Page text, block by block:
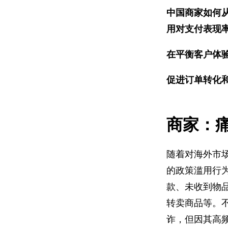
中国商家如何
用对支付表现
在平衡客户体
促进订单转化
商家：
随着对海外市
的政策滥用行
款、未收到物
转卖商品等。
诈，但因其高